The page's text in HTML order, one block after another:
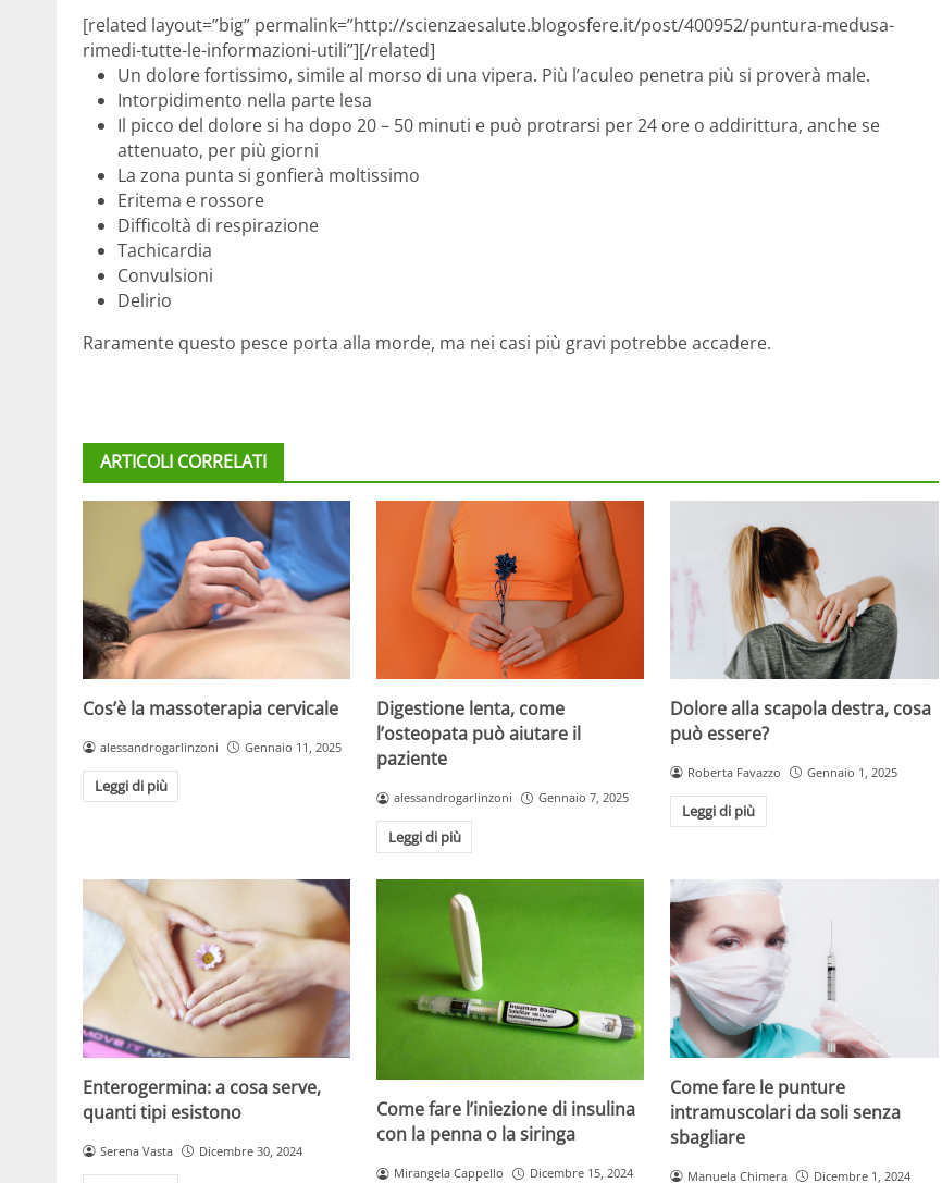
[related layout=”big” permalink=”http://scienzaesalute.blogosfere.it/post/400952/puntura-medusa-
rimedi-tutte-le-informazioni-utili”][/related]
Un dolore fortissimo, simile al morso di una vipera. Più l’aculeo penetra più si proverà male.
Intorpidimento nella parte lesa
Il picco del dolore si ha dopo 20 – 50 minuti e può protrarsi per 24 ore o addirittura, anche se
attenuato, per più giorni
La zona punta si gonfierà moltissimo
Eritema e rossore
Difficoltà di respirazione
Tachicardia
Convulsioni
Delirio
Raramente questo pesce porta alla morde, ma nei casi più gravi potrebbe accadere.
ARTICOLI CORRELATI
Cos’è la massoterapia cervicale
alessandrogarlinzoni Gennaio 11, 2025
Leggi di più
Digestione lenta, come
l’osteopata può aiutare il
paziente
alessandrogarlinzoni Gennaio 7, 2025
Leggi di più
Dolore alla scapola destra, cosa
può essere?
Roberta Favazzo Gennaio 1, 2025
Leggi di più
Enterogermina: a cosa serve,
quanti tipi esistono
Serena Vasta Dicembre 30, 2024
Come fare l’iniezione di insulina
con la penna o la siringa
Mirangela Cappello Dicembre 15, 2024
Come fare le punture
intramuscolari da soli senza
sbagliare
Manuela Chimera Dicembre 1, 2024